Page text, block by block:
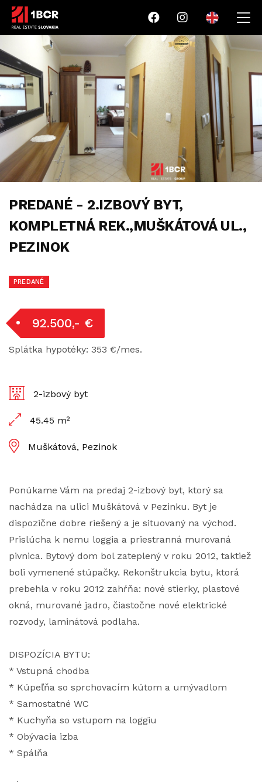
PREDANÉ - 2.IZBOVÝ BYT,
KOMPLETNÁ REK.,MUŠKÁTOVÁ UL.,
PEZINOK
PREDANÉ
92.500,- €
Splátka hypotéky: 353 €/mes.
2-izbový byt
45.45 m²
Muškátová, Pezinok
Ponúkame Vám na predaj 2-izbový byt, ktorý sa
nachádza na ulici Muškátová v Pezinku. Byt je
dispozične dobre riešený a je situovaný na východ.
Prislúcha k nemu loggia a priestranná murovaná
pivnica. Bytový dom bol zateplený v roku 2012, taktiež
boli vymenené stúpačky. Rekonštrukcia bytu, ktorá
prebehla v roku 2012 zahŕňa: nové stierky, plastové
okná, murované jadro, čiastočne nové elektrické
rozvody, laminátová podlaha.
DISPOZÍCIA BYTU:
* Vstupná chodba
* Kúpeľňa so sprchovacím kútom a umývadlom
* Samostatné WC
* Kuchyňa so vstupom na loggiu
* Obývacia izba
* Spálňa